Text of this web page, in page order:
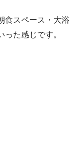
食スペース・大浴
た感じです。